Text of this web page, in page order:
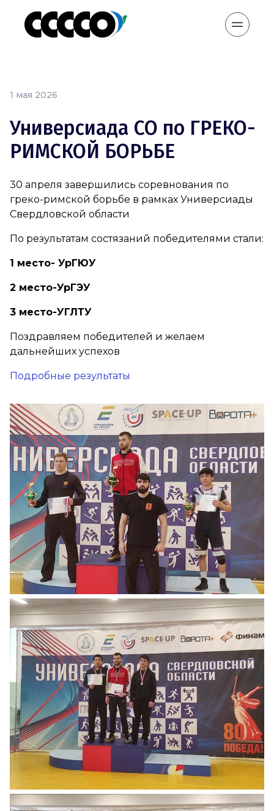
1 мая 2026
Универсиада СО по ГРЕКО-
РИМСКОЙ БОРЬБЕ
30 апреля завершились соревнования по
греко-римской борьбе в рамках Универсиады
Свердловской области
По результатам состязаний победителями стали:
1 место- УрГЮУ
2 место-УрГЭУ
3 место-УГЛТУ
Поздравляем победителей и желаем
дальнейших успехов
Подробные результаты